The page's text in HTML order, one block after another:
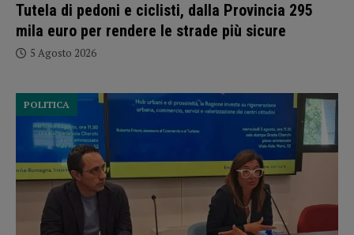
Tutela di pedoni e ciclisti, dalla Provincia 295
mila euro per rendere le strade più sicure
5 Agosto 2026
POLITICA